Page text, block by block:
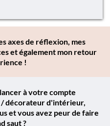
axes de réflexion, mes
et également mon retour
!
à votre compte
décorateur d'intérieur,
et vous avez peur de faire
saut ?